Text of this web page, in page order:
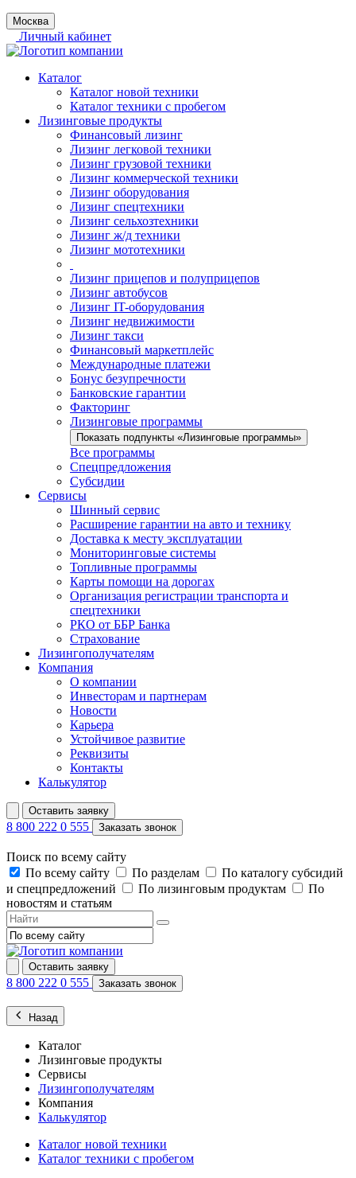
Москва
Личный кабинет
Каталог
Каталог новой техники
Каталог техники с пробегом
Лизинговые продукты
Финансовый лизинг
Лизинг легковой техники
Лизинг грузовой техники
Лизинг коммерческой техники
Лизинг оборудования
Лизинг спецтехники
Лизинг сельхозтехники
Лизинг ж/д техники
Лизинг мототехники
Лизинг прицепов и полуприцепов
Лизинг автобусов
Лизинг IT-оборудования
Лизинг недвижимости
Лизинг такси
Финансовый маркетплейс
Международные платежи
Бонус безупречности
Банковские гарантии
Факторинг
Лизинговые программы
Показать подпункты «Лизинговые программы»
Все программы
Спецпредложения
Субсидии
Сервисы
Шинный сервис
Расширение гарантии на авто и технику
Доставка к месту эксплуатации
Мониторинговые системы
Топливные программы
Карты помощи на дорогах
Организация регистрации транспорта и
спецтехники
РКО от ББР Банка
Страхование
Лизингополучателям
Компания
О компании
Инвесторам и партнерам
Новости
Карьера
Устойчивое развитие
Реквизиты
Контакты
Калькулятор
Оставить заявку
8 800 222 0 555 Заказать звонок
Поиск по всему сайту
По всему сайту
По разделам
По каталогу субсидий
и спецпредложений
По лизинговым продуктам
По
новостям и статьям
Оставить заявку
8 800 222 0 555 Заказать звонок
Назад
Каталог
Лизинговые продукты
Сервисы
Лизингополучателям
Компания
Калькулятор
Каталог новой техники
Каталог техники с пробегом